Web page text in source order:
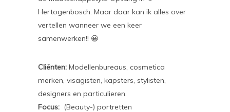
Hertogenbosch. Maar daar kan ik alles over
vertellen wanneer we een keer
samenwerken!! 😀
Cliënten: Modellenbureaus, cosmetica
merken, visagisten, kapsters, stylisten,
designers en particulieren.
Focus: (Beauty-) portretten